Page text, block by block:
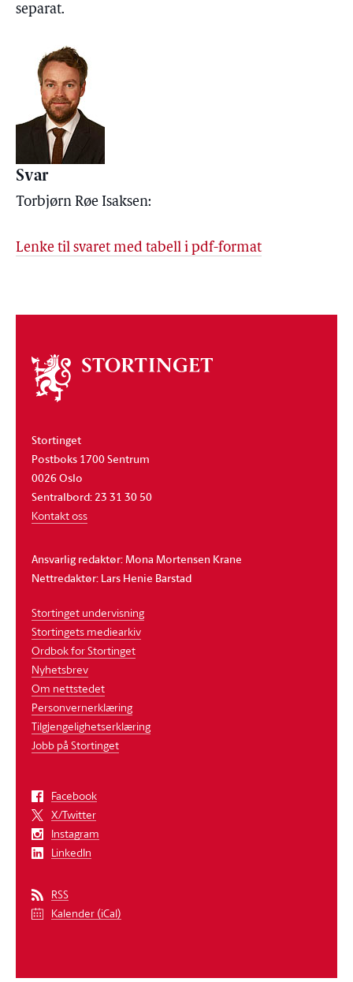
separat.
Svar
Torbjørn Røe Isaksen:
Lenke til svaret med tabell i pdf-format
Om
stortinget
Stortinget
Postboks 1700 Sentrum
0026 Oslo
Sentralbord: 23 31 30 50
Kontakt oss
Ansvarlig redaktør: Mona Mortensen Krane
Nettredaktør: Lars Henie Barstad
Stortinget undervisning
Stortingets mediearkiv
Ordbok for Stortinget
Nyhetsbrev
Om nettstedet
Personvernerklæring
Tilgjengelighetserklæring
Jobb på Stortinget
Facebook
X/Twitter
Instagram
LinkedIn
RSS
Kalender (iCal)